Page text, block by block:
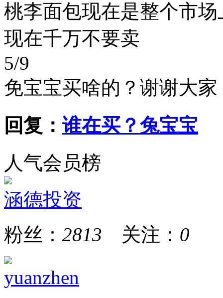
桃李面包现在是整个市
现在千万不要卖
5/9
免宝宝买啥的？谢谢大家
回复： 谁在买？兔宝宝
人气会员榜
涵德投资
粉丝： 2813 关注： 0
yuanzhen